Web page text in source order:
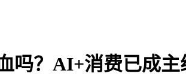
吗？AI+消费已成